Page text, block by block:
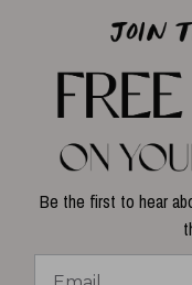
Be the first to hear